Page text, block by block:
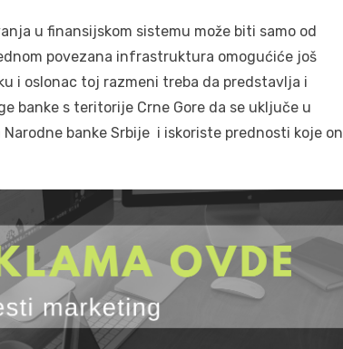
u finansijskom sistemu može biti samo od
povezana infrastruktura omogućiće još
i oslonac toj razmeni treba da predstavlja i
banke s teritorije Crne Gore da se uključe u
banke Srbije i iskoriste prednosti koje on